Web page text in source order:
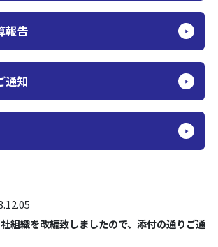
報告
通知
組織を改編致しましたので、添付の通りご通